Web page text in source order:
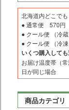
北海道内どこでも
● 通常便 570円
● クール便 （冷
● クール便 （冷
いくつ購入して
お届け温度帯（
日が同じ場合
商品カテゴリ